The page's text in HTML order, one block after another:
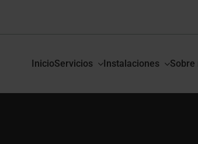
InicioServicios Instalaciones Sobre